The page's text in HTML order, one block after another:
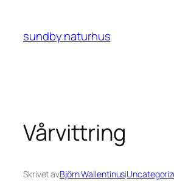
innehåll
sundby naturhus
Vårvittring
Skrivet avBjörn Wallentinusi